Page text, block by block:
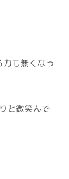
力も無くなっ
と微笑んで